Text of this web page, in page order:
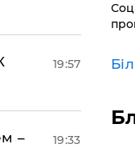
19:57
–
19:33